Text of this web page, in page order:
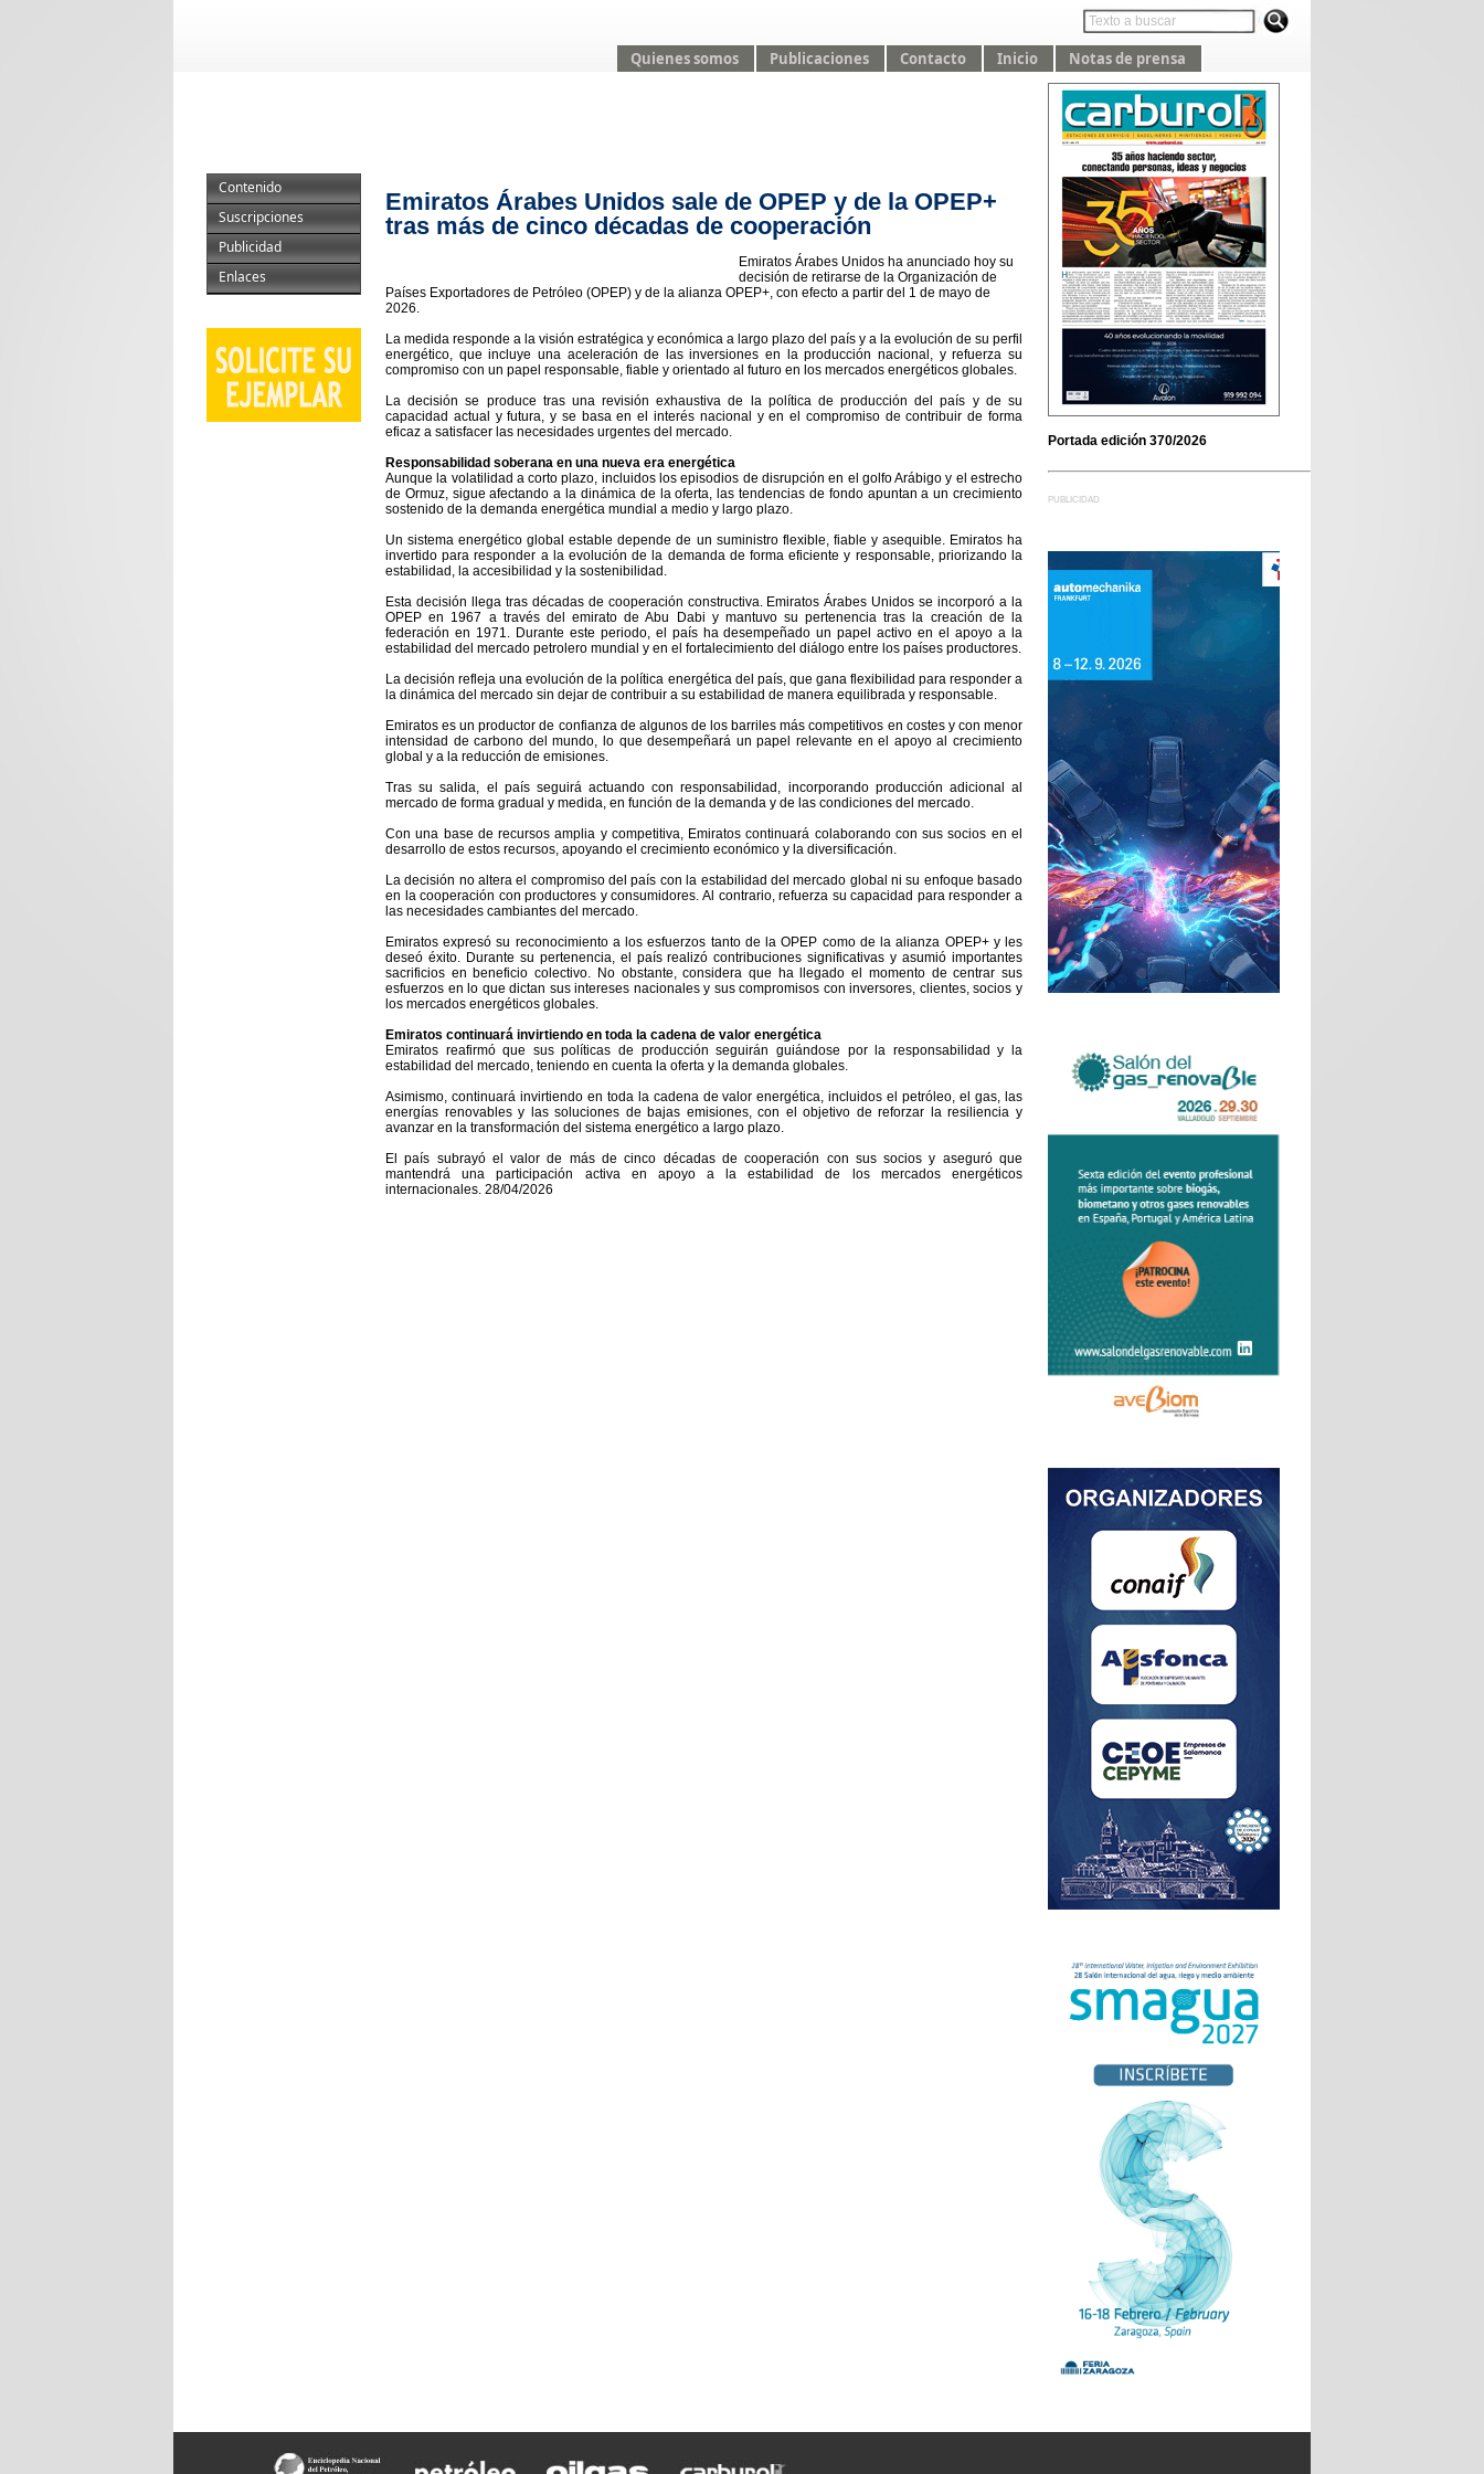
Quienes somos Publicaciones Contacto Inicio Notas de prensa
Contenido
Suscripciones
Publicidad
Enlaces
Emiratos Árabes Unidos sale de OPEP y de la OPEP+
tras más de cinco décadas de cooperación
Emiratos Árabes Unidos ha anunciado hoy su
decisión de retirarse de la Organización de
Países Exportadores de Petróleo (OPEP) y de la alianza OPEP+, con efecto a partir del 1 de mayo de
2026.
La medida responde a la visión estratégica y económica a largo plazo del país y a la evolución de su perfil
energético, que incluye una aceleración de las inversiones en la producción nacional, y refuerza su
compromiso con un papel responsable, fiable y orientado al futuro en los mercados energéticos globales.
La decisión se produce tras una revisión exhaustiva de la política de producción del país y de su
capacidad actual y futura, y se basa en el interés nacional y en el compromiso de contribuir de forma
eficaz a satisfacer las necesidades urgentes del mercado.
Responsabilidad soberana en una nueva era energética
Aunque la volatilidad a corto plazo, incluidos los episodios de disrupción en el golfo Arábigo y el estrecho
de Ormuz, sigue afectando a la dinámica de la oferta, las tendencias de fondo apuntan a un crecimiento
sostenido de la demanda energética mundial a medio y largo plazo.
Un sistema energético global estable depende de un suministro flexible, fiable y asequible. Emiratos ha
invertido para responder a la evolución de la demanda de forma eficiente y responsable, priorizando la
estabilidad, la accesibilidad y la sostenibilidad.
Esta decisión llega tras décadas de cooperación constructiva. Emiratos Árabes Unidos se incorporó a la
OPEP en 1967 a través del emirato de Abu Dabi y mantuvo su pertenencia tras la creación de la
federación en 1971. Durante este periodo, el país ha desempeñado un papel activo en el apoyo a la
estabilidad del mercado petrolero mundial y en el fortalecimiento del diálogo entre los países productores.
La decisión refleja una evolución de la política energética del país, que gana flexibilidad para responder a
la dinámica del mercado sin dejar de contribuir a su estabilidad de manera equilibrada y responsable.
Emiratos es un productor de confianza de algunos de los barriles más competitivos en costes y con menor
intensidad de carbono del mundo, lo que desempeñará un papel relevante en el apoyo al crecimiento
global y a la reducción de emisiones.
Tras su salida, el país seguirá actuando con responsabilidad, incorporando producción adicional al
mercado de forma gradual y medida, en función de la demanda y de las condiciones del mercado.
Con una base de recursos amplia y competitiva, Emiratos continuará colaborando con sus socios en el
desarrollo de estos recursos, apoyando el crecimiento económico y la diversificación.
La decisión no altera el compromiso del país con la estabilidad del mercado global ni su enfoque basado
en la cooperación con productores y consumidores. Al contrario, refuerza su capacidad para responder a
las necesidades cambiantes del mercado.
Emiratos expresó su reconocimiento a los esfuerzos tanto de la OPEP como de la alianza OPEP+ y les
deseó éxito. Durante su pertenencia, el país realizó contribuciones significativas y asumió importantes
sacrificios en beneficio colectivo. No obstante, considera que ha llegado el momento de centrar sus
esfuerzos en lo que dictan sus intereses nacionales y sus compromisos con inversores, clientes, socios y
los mercados energéticos globales.
Emiratos continuará invirtiendo en toda la cadena de valor energética
Emiratos reafirmó que sus políticas de producción seguirán guiándose por la responsabilidad y la
estabilidad del mercado, teniendo en cuenta la oferta y la demanda globales.
Asimismo, continuará invirtiendo en toda la cadena de valor energética, incluidos el petróleo, el gas, las
energías renovables y las soluciones de bajas emisiones, con el objetivo de reforzar la resiliencia y
avanzar en la transformación del sistema energético a largo plazo.
El país subrayó el valor de más de cinco décadas de cooperación con sus socios y aseguró que
mantendrá una participación activa en apoyo a la estabilidad de los mercados energéticos
internacionales. 28/04/2026
Portada edición 370/2026
PUBLICIDAD